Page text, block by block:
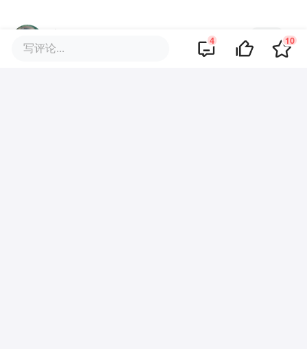
HTC已经被淘汰了，抓紧收拾后路吧。
写评论... 4 10